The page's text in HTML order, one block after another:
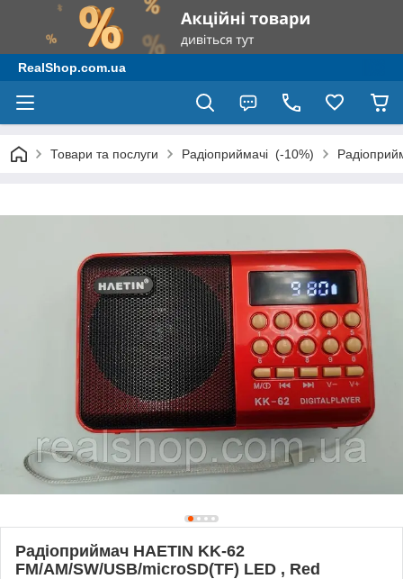
RealShop.com.ua
Товари та послуги Радіоприймачі (-10%)
Радіоприймач HAETIN KK-62
FM/AM/SW/USB/microSD(TF) LED , Red